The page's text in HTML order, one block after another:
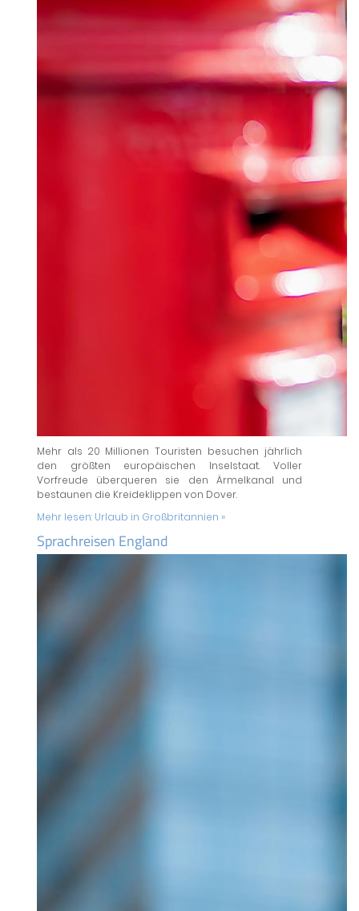
Mehr als 20 Millionen Touristen besuchen jährlich
den größten europäischen Inselstaat. Voller
Vorfreude überqueren sie den Ärmelkanal und
bestaunen die Kreideklippen von Dover.
Mehr lesen: Urlaub in Großbritannien »
Sprachreisen England